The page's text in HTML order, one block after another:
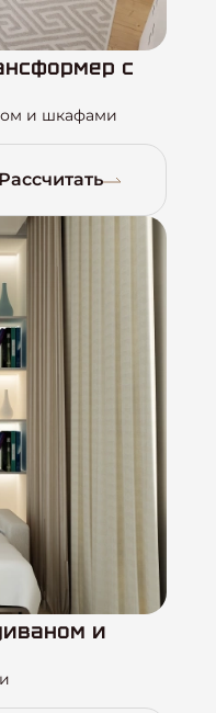
с
и шкафами
Рассчитать
и